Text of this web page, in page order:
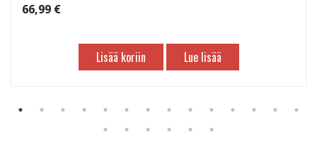
66,99 €
Lisää koriin Lue lisää